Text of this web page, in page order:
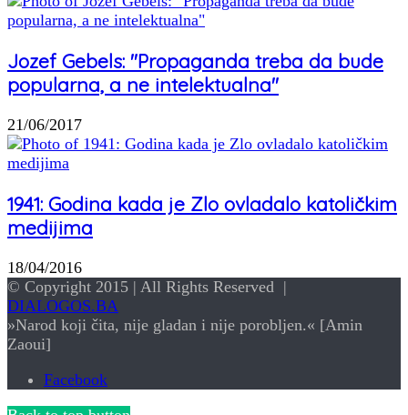
Jozef Gebels: "Propaganda treba da bude
popularna, a ne intelektualna"
21/06/2017
1941: Godina kada je Zlo ovladalo katoličkim
medijima
18/04/2016
© Copyright 2015 | All Rights Reserved |
DIALOGOS.BA
»Narod koji čita, nije gladan i nije porobljen.« [Amin
Zaoui]
Facebook